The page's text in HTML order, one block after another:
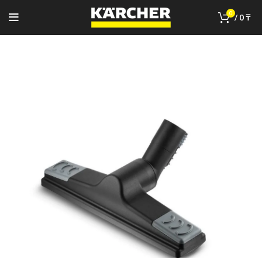
0 / 0₸